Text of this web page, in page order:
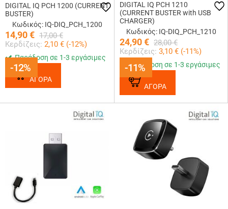
-12%
DIGITAL IQ PCH 1200 (CURRENT
BUSTER)
Κωδικός: IQ-DIQ_PCH_1200
14,90€ 17,00 €
Κερδίζεις: 2,10 € (-12%)
-12%
Παράδοση σε 1-3 εργάσιμες
ΑΓΟΡΑ
-11%
DIGITAL IQ PCH 1210
(CURRENT BUSTER with USB
CHARGER)
Κωδικός: IQ-DIQ_PCH_1210
24,90€ 28,00 €
Κερδίζεις: 3,10 € (-11%)
-11%
Παράδοση σε 1-3 εργάσιμες
ΑΓΟΡΑ